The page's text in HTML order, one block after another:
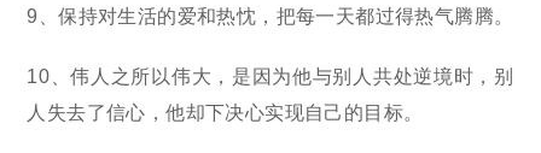
9、保持对生活的爱和热忱，把每一天都过得热气腾腾。
10、伟人之所以伟大，是因为他与别人共处逆境时，别
人失去了信心，他却下决心实现自己的目标。